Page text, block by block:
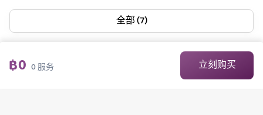
全部 (7)
฿0 0服务 立刻购买